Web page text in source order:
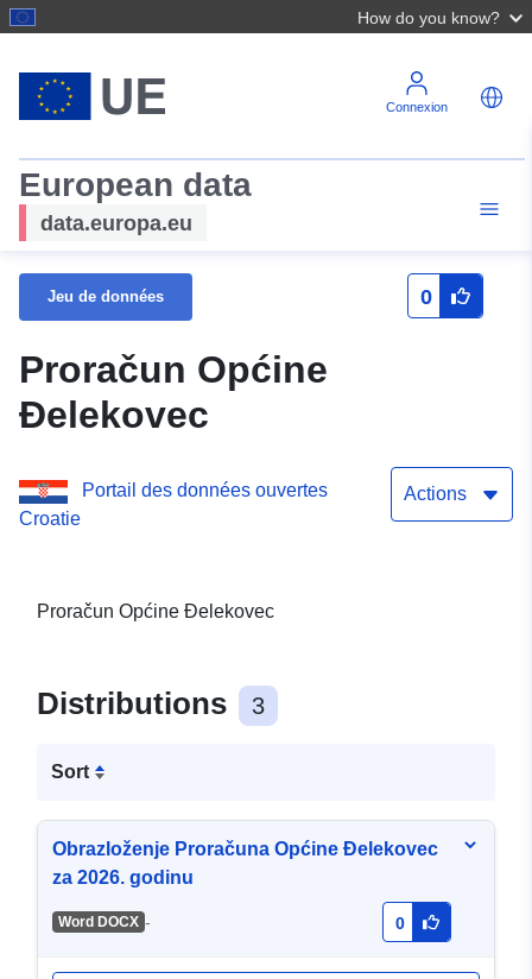
How do you know?
Connexion
European data
data.europa.eu
Jeu de données 0
Proračun Općine
Đelekovec
Portail des données ouvertes
Croatie
Actions
Proračun Općine Đelekovec
Distributions 3
Sort
Obrazloženje Proračuna Općine Đelekovec
za 2026. godinu
Word DOCX - 0